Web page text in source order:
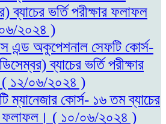
ব্যাচের ভর্তি পরীক্ষার ফলাফল
২০২৪ )
এন্ড অকুপেশনাল সেফটি কোর্স-
ব্যাচের ভর্তি পরীক্ষার
( ১২/০৬/২০২৪ )
ম্যানেজার কোর্স- ১৬ তম ব্যাচের
ফলাফল। ( ১০/০৬/২০২৪ )